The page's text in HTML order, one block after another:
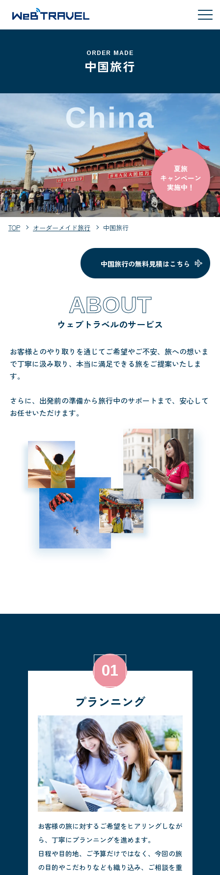
ORDER MADE
中国旅行
China
夏旅
キャンペーン
実施中！
TOP オーダーメイド旅行 中国旅行
中国旅行の無料見積はこちら
ABOUT
ウェブトラベルのサービス
お客様とのやり取りを通じてご希望やご不安、旅への想いま
で丁寧に汲み取り、本当に満足できる旅をご提案いたしま
す。
さらに、出発前の準備から旅行中のサポートまで、安心して
お任せいただけます。
プランニング
お客様の旅に対するご希望をヒアリングしなが
ら、丁寧にプランニングを進めます。
日程や目的地、ご予算だけではなく、今回の旅
の目的やこだわりなども織り込み、ご相談を重